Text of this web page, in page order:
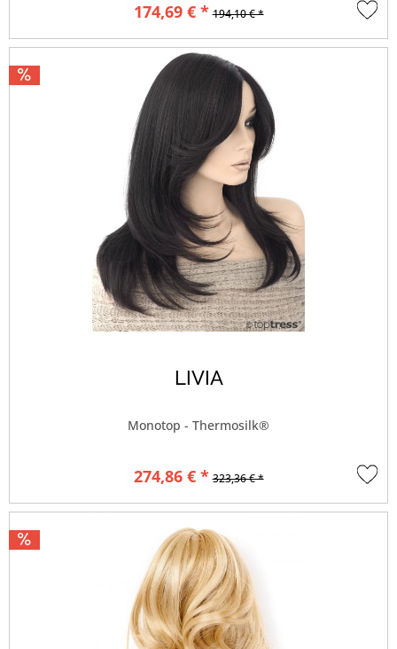
174,69 € * 194,10 € *
LIVIA
Monotop - Thermosilk®
274,86 € * 323,36 € *